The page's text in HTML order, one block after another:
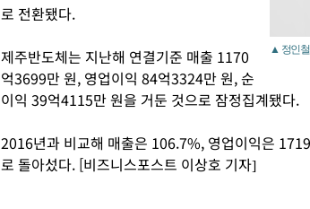
▲ 정인
로 전환됐다.
제주반도체는 지난해 연결기준 매출 1170
억3699만 원, 영업이익 84억3324만 원, 순
이익 39억4115만 원을 거둔 것으로 잠정집계됐다.
2016년과 비교해 매출은 106.7%, 영업이익은
로 돌아섰다. [비즈니스포스트 이상호 기자]